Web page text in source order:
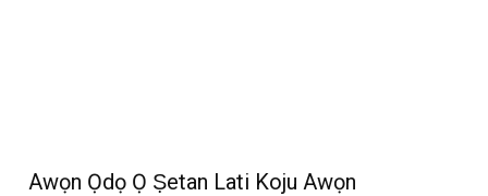
Awọn Ọdọ Ọ Ṣetan Lati Koju Awọn